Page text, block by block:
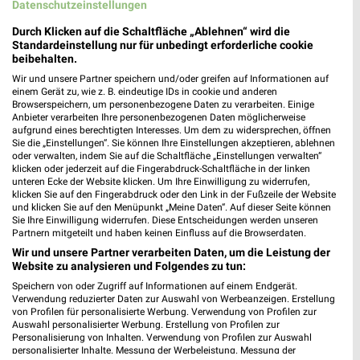
Jetzt alle "Obst & Gemüse" Themen entdecken!
MEHR PROSPEKTE
weekli - Prospekte & Angebote App
Datenschutzeinstellungen
Durch Klicken auf die Schaltfläche „Ablehnen“ wird die
Standardeinstellung nur für unbedingt erforderliche cookie
beibehalten.
Wir und unsere Partner speichern und/oder greifen auf Informationen auf
einem Gerät zu, wie z. B. eindeutige IDs in cookie und anderen
Browserspeichern, um personenbezogene Daten zu verarbeiten. Einige
Anbieter verarbeiten Ihre personenbezogenen Daten möglicherweise
aufgrund eines berechtigten Interesses. Um dem zu widersprechen, öffnen
Sie die „Einstellungen“. Sie können Ihre Einstellungen akzeptieren, ablehnen
oder verwalten, indem Sie auf die Schaltfläche „Einstellungen verwalten“
klicken oder jederzeit auf die Fingerabdruck-Schaltfläche in der linken
unteren Ecke der Website klicken. Um Ihre Einwilligung zu widerrufen,
klicken Sie auf den Fingerabdruck oder den Link in der Fußzeile der Website
und klicken Sie auf den Menüpunkt „Meine Daten“. Auf dieser Seite können
Sie Ihre Einwilligung widerrufen. Diese Entscheidungen werden unseren
Partnern mitgeteilt und haben keinen Einfluss auf die Browserdaten.
Wir und unsere Partner verarbeiten Daten, um die Leistung der
Website zu analysieren und Folgendes zu tun:
Speichern von oder Zugriff auf Informationen auf einem Endgerät.
Verwendung reduzierter Daten zur Auswahl von Werbeanzeigen. Erstellung
von Profilen für personalisierte Werbung. Verwendung von Profilen zur
Auswahl personalisierter Werbung. Erstellung von Profilen zur
Personalisierung von Inhalten. Verwendung von Profilen zur Auswahl
personalisierter Inhalte. Messung der Werbeleistung. Messung der